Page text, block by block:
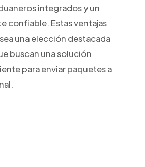
integrados y un
confiable. Estas ventajas
una elección destacada
buscan una solución
para enviar paquetes a